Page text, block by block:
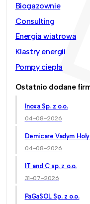
Biogazownie
Consulting
Energia wiatrowa
Klastry energii
Pompy ciepła
Ostatnio dodane
Inoxa Sp. z o.o.
04-08-2026
Demicare Vadym
04-08-2026
IT and C sp. z o.o.
31-07-2026
PaGaSOL Sp. z o.o.